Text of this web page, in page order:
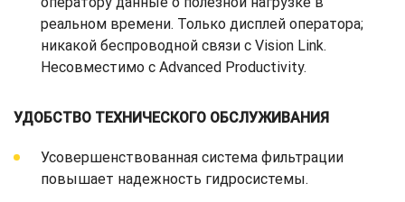
реальном времени. Только дисплей оператора;
никакой беспроводной связи с Vision Link.
Несовместимо с Advanced Productivity.
УДОБСТВО ТЕХНИЧЕСКОГО ОБСЛУЖИВАНИЯ
Усовершенствованная система фильтрации
повышает надежность гидросистемы.